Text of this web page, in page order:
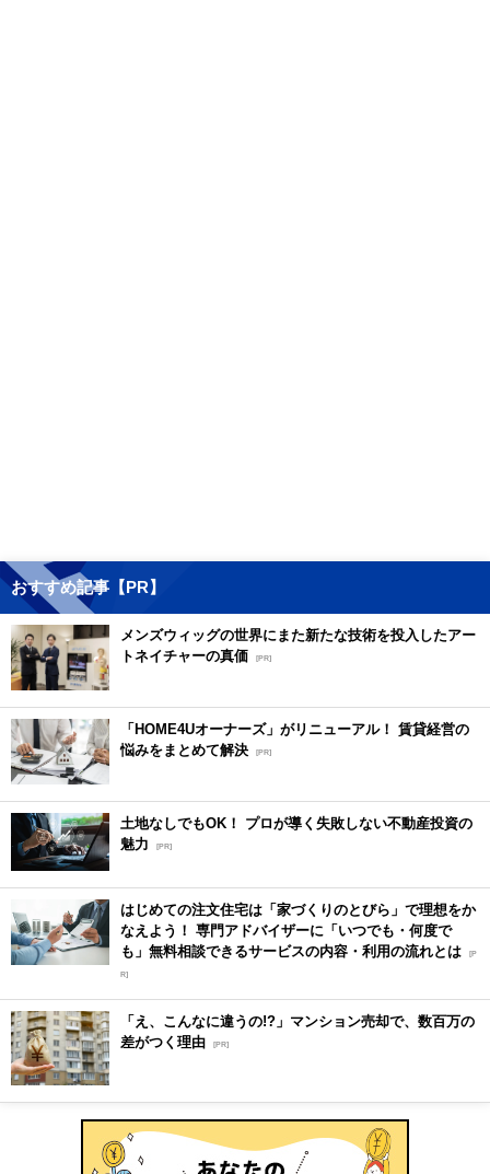
おすすめ記事【PR】
メンズウィッグの世界にまた新たな技術を投入したアー
トネイチャーの真価 [PR]
「HOME4Uオーナーズ」がリニューアル！ 賃貸経営の
悩みをまとめて解決 [PR]
土地なしでもOK！ プロが導く失敗しない不動産投資の
魅力
[PR]
はじめての注文住宅は「家づくりのとびら」で理想をか
なえよう！ 専門アドバイザーに「いつでも・何度で
も」無料相談できるサービスの内容・利用の流れとは [P
R]
「え、こんなに違うの!?」マンション売却で、数百万の
差がつく理由 [PR]